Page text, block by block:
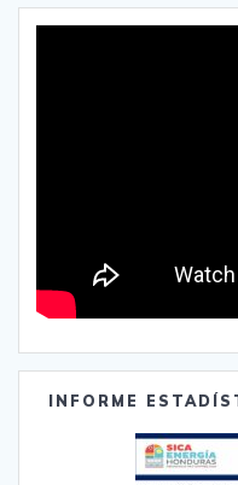
INFORME